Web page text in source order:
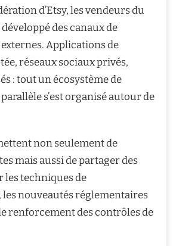
d’Etsy, les vendeurs du
des canaux de
Applications de
réseaux sociaux privés,
: tout un écosystème de
s’est organisé autour de
non seulement de
mais aussi de partager des
techniques de
nouveautés réglementaires
renforcement des contrôles de